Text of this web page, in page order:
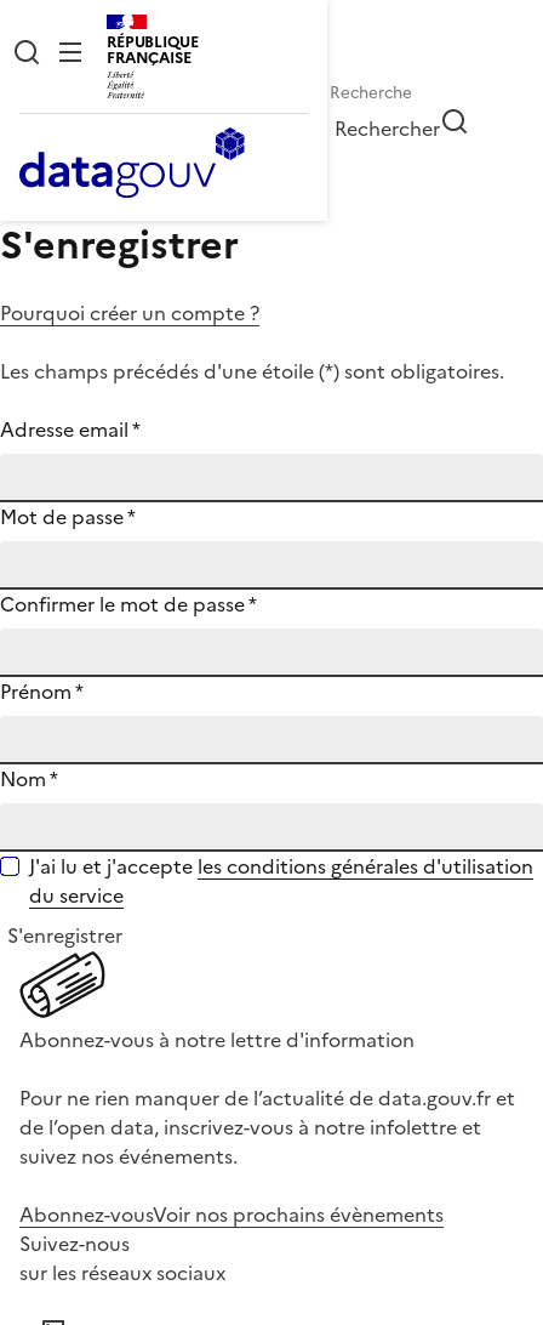
RÉPUBLIQUE
FRANÇAISE
Rechercher
S'enregistrer
Pourquoi créer un compte ?
Les champs précédés d'une étoile (*) sont obligatoires.
Adresse email*
Mot de passe*
Confirmer le mot de passe*
Prénom*
Nom*
J'ai lu et j'accepte les conditions générales d'utilisation
du service
S'enregistrer
Abonnez-vous à notre lettre d'information
Pour ne rien manquer de l’actualité de data.gouv.fr et
de l’open data, inscrivez-vous à notre infolettre et
suivez nos événements.
Abonnez-vousVoir nos prochains évènements
Suivez-nous
sur les réseaux sociaux